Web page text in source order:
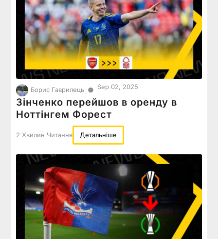
Борис Гаврилець ● Sep 02, 2025
Зінченко перейшов в оренду в
Ноттінгем Форест
2 Хвилин Читання Детальніше